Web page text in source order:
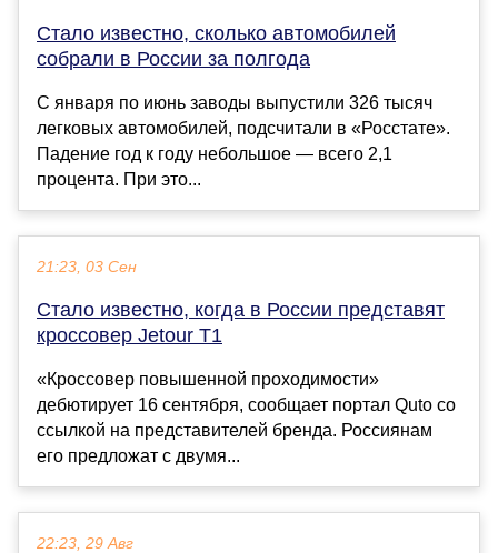
Стало известно, сколько автомобилей
собрали в России за полгода
С января по июнь заводы выпустили 326 тысяч
легковых автомобилей, подсчитали в «Росстате».
Падение год к году небольшое — всего 2,1
процента. При это...
21:23, 03 Сен
Стало известно, когда в России представят
кроссовер Jetour T1
«Кроссовер повышенной проходимости»
дебютирует 16 сентября, сообщает портал Quto со
ссылкой на представителей бренда. Россиянам
его предложат с двумя...
22:23, 29 Авг